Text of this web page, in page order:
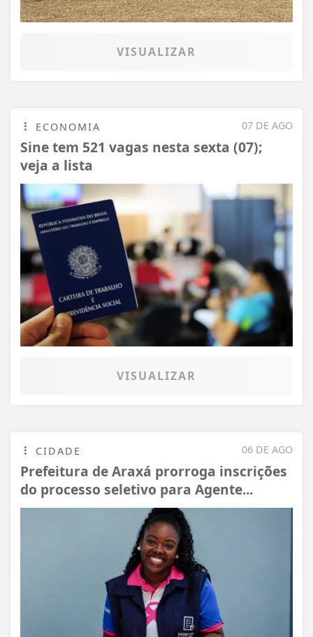
VISUALIZAR
07 DE AGO
ECONOMIA
Sine tem 521 vagas nesta sexta (07);
veja a lista
VISUALIZAR
06 DE AGO
CIDADE
Prefeitura de Araxá prorroga inscrições
do processo seletivo para Agente...